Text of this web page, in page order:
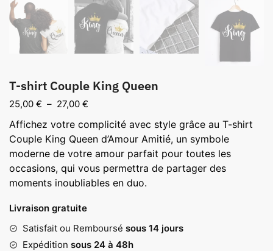
T-shirt Couple King Queen
25,00 € – 27,00 €
prix :
25,00 €
à
27,00 €
Affichez votre complicité avec style grâce au T-shirt
Couple King Queen d’Amour Amitié, un symbole
moderne de votre amour parfait pour toutes les
occasions, qui vous permettra de partager des
moments inoubliables en duo.
Livraison gratuite
Satisfait ou Remboursé sous 14 jours
Expédition sous 24 à 48h